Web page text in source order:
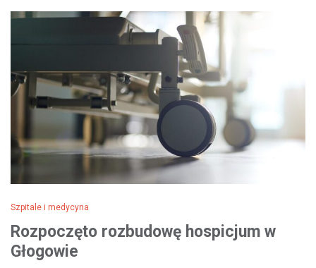
Szpitale i medycyna
Rozpoczęto rozbudowę hospicjum w
Głogowie